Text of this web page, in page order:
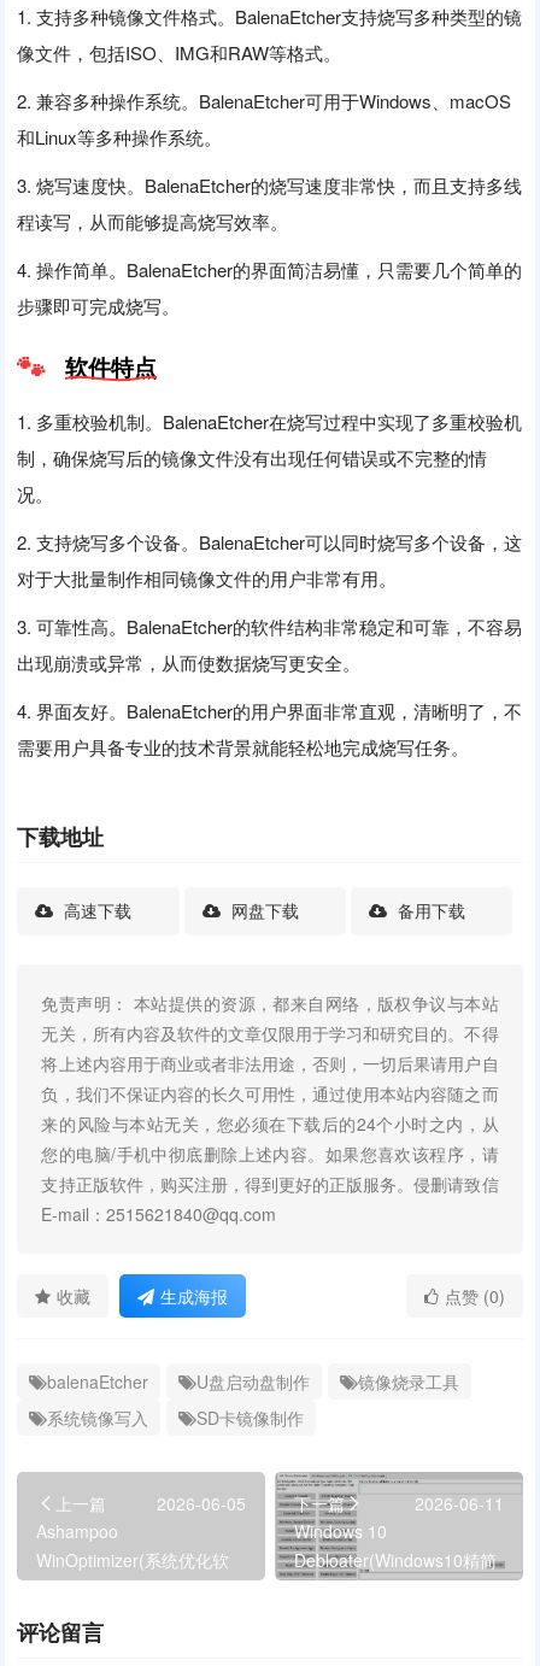
1. 支持多种镜像文件格式。BalenaEtcher支持烧写多种类型的镜
像文件，包括ISO、IMG和RAW等格式。
2. 兼容多种操作系统。BalenaEtcher可用于Windows、macOS
和Linux等多种操作系统。
3. 烧写速度快。BalenaEtcher的烧写速度非常快，而且支持多线
程读写，从而能够提高烧写效率。
4. 操作简单。BalenaEtcher的界面简洁易懂，只需要几个简单的
步骤即可完成烧写。
软件特点
1. 多重校验机制。BalenaEtcher在烧写过程中实现了多重校验机
制，确保烧写后的镜像文件没有出现任何错误或不完整的情
况。
2. 支持烧写多个设备。BalenaEtcher可以同时烧写多个设备，这
对于大批量制作相同镜像文件的用户非常有用。
3. 可靠性高。BalenaEtcher的软件结构非常稳定和可靠，不容易
出现崩溃或异常，从而使数据烧写更安全。
4. 界面友好。BalenaEtcher的用户界面非常直观，清晰明了，不
需要用户具备专业的技术背景就能轻松地完成烧写任务。
下载地址
高速下载 网盘下载 备用下载
免责声明： 本站提供的资源，都来自网络，版权争议与本站
无关，所有内容及软件的文章仅限用于学习和研究目的。不得
将上述内容用于商业或者非法用途，否则，一切后果请用户自
负，我们不保证内容的长久可用性，通过使用本站内容随之而
来的风险与本站无关，您必须在下载后的24个小时之内，从
您的电脑/手机中彻底删除上述内容。如果您喜欢该程序，请
支持正版软件，购买注册，得到更好的正版服务。侵删请致信
E-mail：2515621840@qq.com
收藏 生成海报 点赞 (0)
balenaEtcher U盘启动盘制作
镜像烧录工具
系统镜像写入
SD卡镜像制作
上一篇
2026-06-05
Ashampoo
WinOptimizer(系统优化软
件) v29.00.02 多语便携版
下一篇
2026-06-11
Windows 10
Debloater(Windows10精简
工具) v3.0.3 中文绿色版
评论留言